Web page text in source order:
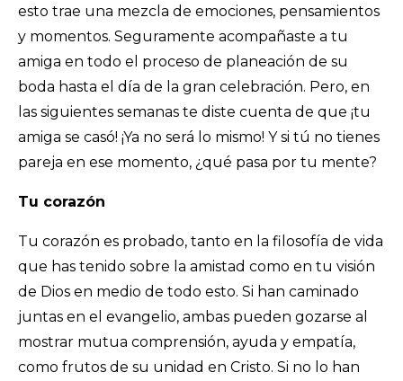
esto trae una mezcla de emociones, pensamientos
y momentos. Seguramente acompañaste a tu
amiga en todo el proceso de planeación de su
boda hasta el día de la gran celebración. Pero, en
las siguientes semanas te diste cuenta de que ¡tu
amiga se casó! ¡Ya no será lo mismo! Y si tú no tienes
pareja en ese momento, ¿qué pasa por tu mente?
Tu corazón
Tu corazón es probado, tanto en la filosofía de vida
que has tenido sobre la amistad como en tu visión
de Dios en medio de todo esto. Si han caminado
juntas en el evangelio, ambas pueden gozarse al
mostrar mutua comprensión, ayuda y empatía,
como frutos de su unidad en Cristo. Si no lo han